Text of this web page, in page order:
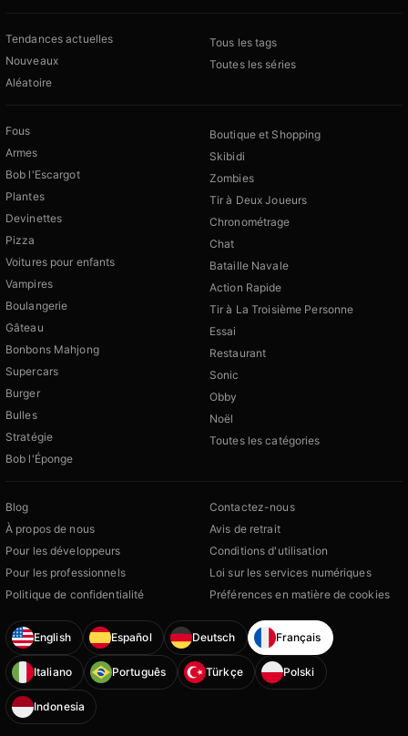
Tendances actuelles
Nouveaux
Aléatoire
Tous les tags
Toutes les séries
Fous
Armes
Bob l'Escargot
Plantes
Devinettes
Pizza
Voitures pour enfants
Vampires
Boulangerie
Gâteau
Bonbons Mahjong
Supercars
Burger
Bulles
Stratégie
Bob l'Éponge
Boutique et Shopping
Skibidi
Zombies
Tir à Deux Joueurs
Chronométrage
Chat
Bataille Navale
Action Rapide
Tir à La Troisième Personne
Essai
Restaurant
Sonic
Obby
Noël
Toutes les catégories
Blog
À propos de nous
Pour les développeurs
Pour les professionnels
Politique de confidentialité
Contactez-nous
Avis de retrait
Conditions d'utilisation
Loi sur les services numériques
Préférences en matière de cookies
English Español Deutsch Français
Italiano Português Türkçe Polski
Indonesia